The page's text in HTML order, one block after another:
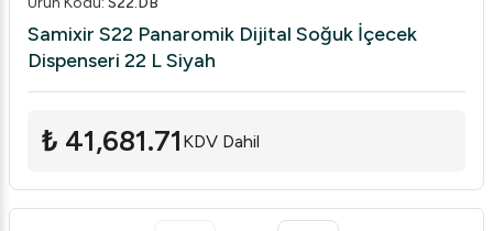
Samixir S22 Panaromik Dijital Soğuk İçecek
Dispenseri 22 L Siyah
₺ 41,681.71 KDV Dahil